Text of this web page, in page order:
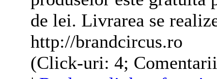
de lei. Livrarea se
http://brandcircus.ro
(Click-uri: 4;